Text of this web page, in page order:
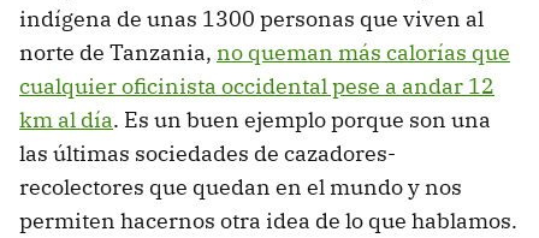
indígena de unas 1300 personas que viven al
norte de Tanzania, no queman más calorías que
cualquier oficinista occidental pese a andar 12
km al día. Es un buen ejemplo porque son una
las últimas sociedades de cazadores-
recolectores que quedan en el mundo y nos
permiten hacernos otra idea de lo que hablamos.